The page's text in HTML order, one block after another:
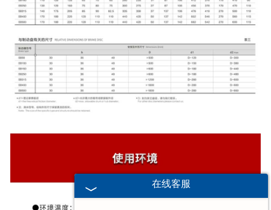
在线客服